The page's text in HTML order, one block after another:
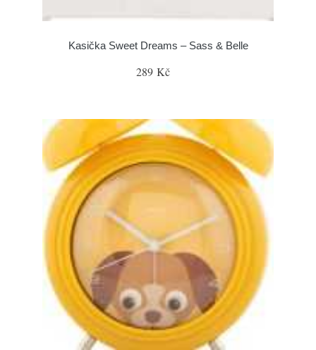
Kasička Sweet Dreams – Sass & Belle
289 Kč